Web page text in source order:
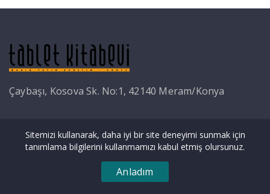
Çaybaşı, Kosova Sk. No:1, 42140 Meram/Konya
Copyright © Tablet Kitabevi 2026. İzinsiz
Kopyalanamaz...
Sitemizi kullanarak, daha iyi bir site deneyimi sunmak için
tanımlama bilgilerini kullanmamızı kabul etmiş olursunuz.
Anladım